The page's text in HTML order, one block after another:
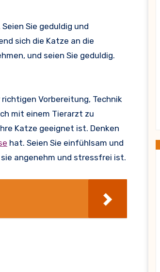
Sie geduldig und
sich die Katze an die
und seien Sie geduldig.
Vorbereitung, Technik
mit einem Tierarzt zu
Katze geeignet ist. Denken
hat. Seien Sie einfühlsam und
angenehm und stressfrei ist.